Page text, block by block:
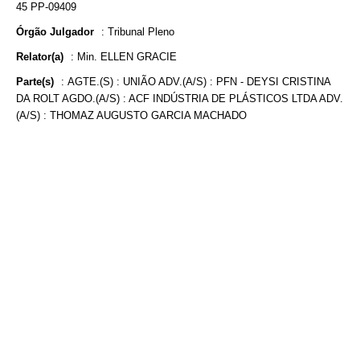
45 PP-09409
Órgão Julgador : Tribunal Pleno
Relator(a) : Min. ELLEN GRACIE
Parte(s) : AGTE.(S) : UNIÃO ADV.(A/S) : PFN - DEYSI CRISTINA
DA ROLT AGDO.(A/S) : ACF INDÚSTRIA DE PLÁSTICOS LTDA ADV.
(A/S) : THOMAZ AUGUSTO GARCIA MACHADO